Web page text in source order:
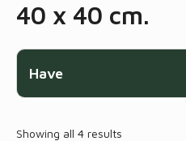
40 x 40 cm.
Have
Showing all 4 results